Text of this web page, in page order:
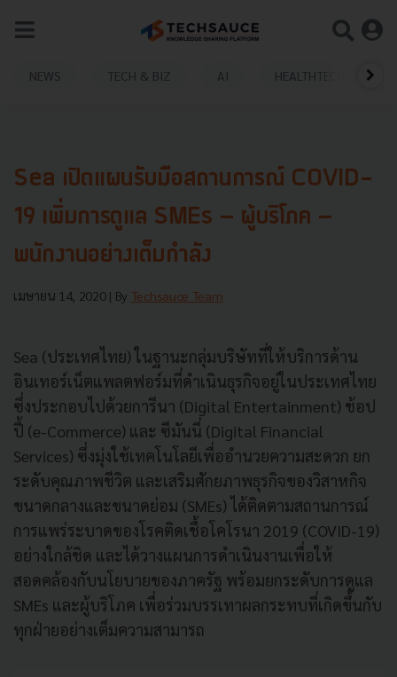
NEWS TECH & BIZ AI HEALTHTECH
Sea เปิดแผนรับมือสถานการณ์ COVID-
19 เพิ่มการดูแล SMEs – ผู้บริโภค –
พนักงานอย่างเต็มกำลัง
เมษายน 14, 2020 | By Techsauce Team
Sea (ประเทศไทย) ในฐานะกลุ่มบริษัทที่ให้บริการด้าน
อินเทอร์เน็ตแพลตฟอร์มที่ดำเนินธุรกิจอยู่ในประเทศไทย
ซึ่งประกอบไปด้วยการีนา (Digital Entertainment) ช้อป
ปี้ (e-Commerce) และ ซีมันนี่ (Digital Financial
Services) ซึ่งมุ่งใช้เทคโนโลยีเพื่ออำนวยความสะดวก ยก
ระดับคุณภาพชีวิต และเสริมศักยภาพธุรกิจของวิสาหกิจ
ขนาดกลางและขนาดย่อม (SMEs) ได้ติดตามสถานการณ์
การแพร่ระบาดของโรคติดเชื้อโคโรนา 2019 (COVID-19)
อย่างใกล้ชิด และได้วางแผนการดำเนินงานเพื่อให้
สอดคล้องกับนโยบายของภาครัฐ พร้อมยกระดับการดูแล
SMEs และผู้บริโภค เพื่อร่วมบรรเทาผลกระทบที่เกิดขึ้นกับ
ทุกฝ่ายอย่างเต็มความสามารถ